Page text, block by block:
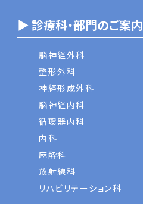
▶ 診療科・部門のご案内
脳神経外科
整形外科
神経形成外科
脳神経内科
循環器内科
内科
麻酔科
放射線科
リハビリテーション科